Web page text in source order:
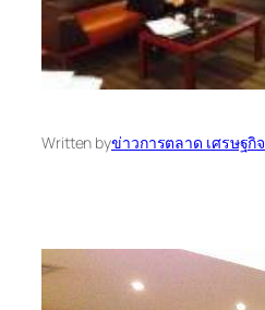
Written byข่าวการตลาด เศรษฐกิจ